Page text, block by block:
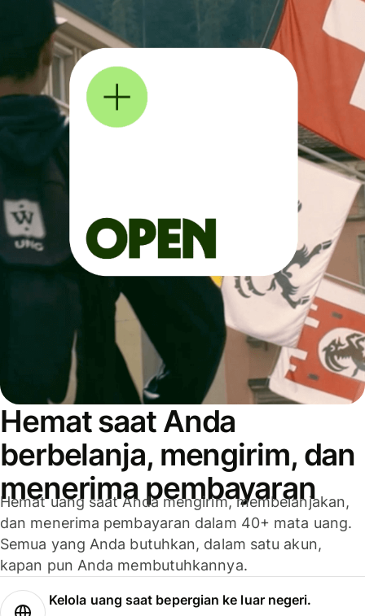
Hemat saat Anda
berbelanja, mengirim, dan
menerima pembayaran
Hemat uang saat Anda mengirim, membelanjakan,
dan menerima pembayaran dalam 40+ mata uang.
Semua yang Anda butuhkan, dalam satu akun,
kapan pun Anda membutuhkannya.
Kelola uang saat bepergian ke luar negeri.